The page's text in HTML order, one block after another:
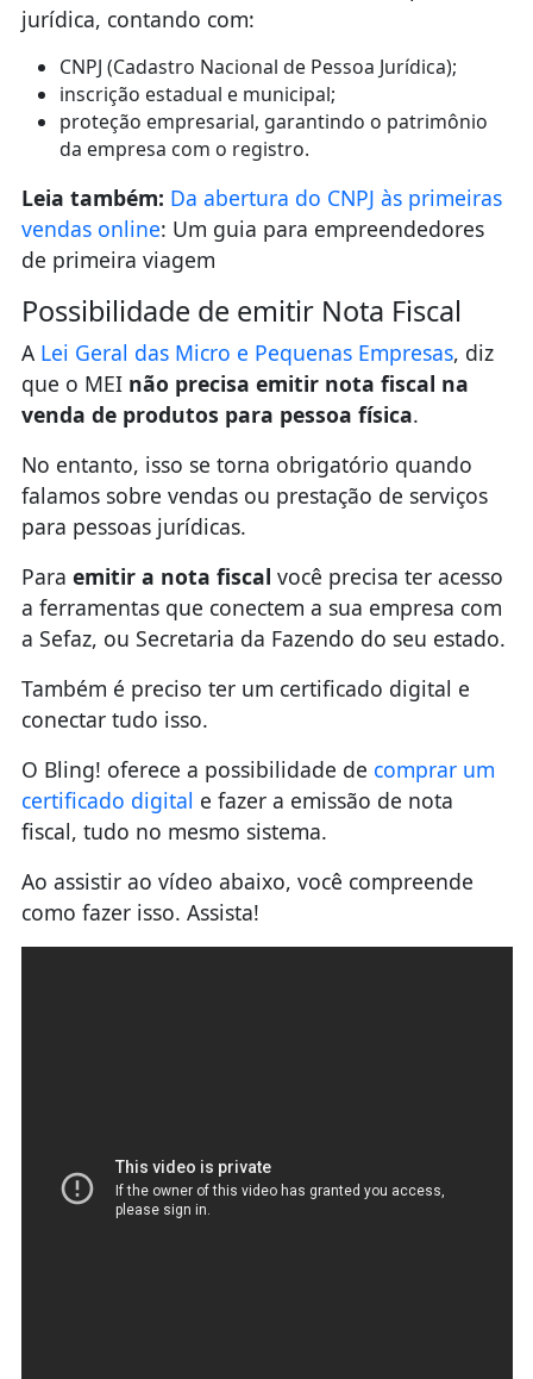
jurídica, contando com:
CNPJ (Cadastro Nacional de Pessoa Jurídica);
inscrição estadual e municipal;
proteção empresarial, garantindo o patrimônio
da empresa com o registro.
Leia também: Da abertura do CNPJ às primeiras
vendas online: Um guia para empreendedores
de primeira viagem
Possibilidade de emitir Nota Fiscal
A Lei Geral das Micro e Pequenas Empresas, diz
que o MEInão precisa emitir nota fiscal na
venda de produtos para pessoa física.
No entanto, isso se torna obrigatório quando
falamos sobre vendas ou prestação de serviços
para pessoas jurídicas.
Para emitir a nota fiscal você precisa ter acesso
a ferramentas que conectem a sua empresa com
a Sefaz, ou Secretaria da Fazendo do seu estado.
Também é preciso ter um certificado digital e
conectar tudo isso.
O Bling! oferece a possibilidade de comprar um
certificado digital e fazer a emissão de nota
fiscal, tudo no mesmo sistema.
Ao assistir ao vídeo abaixo, você compreende
como fazer isso. Assista!